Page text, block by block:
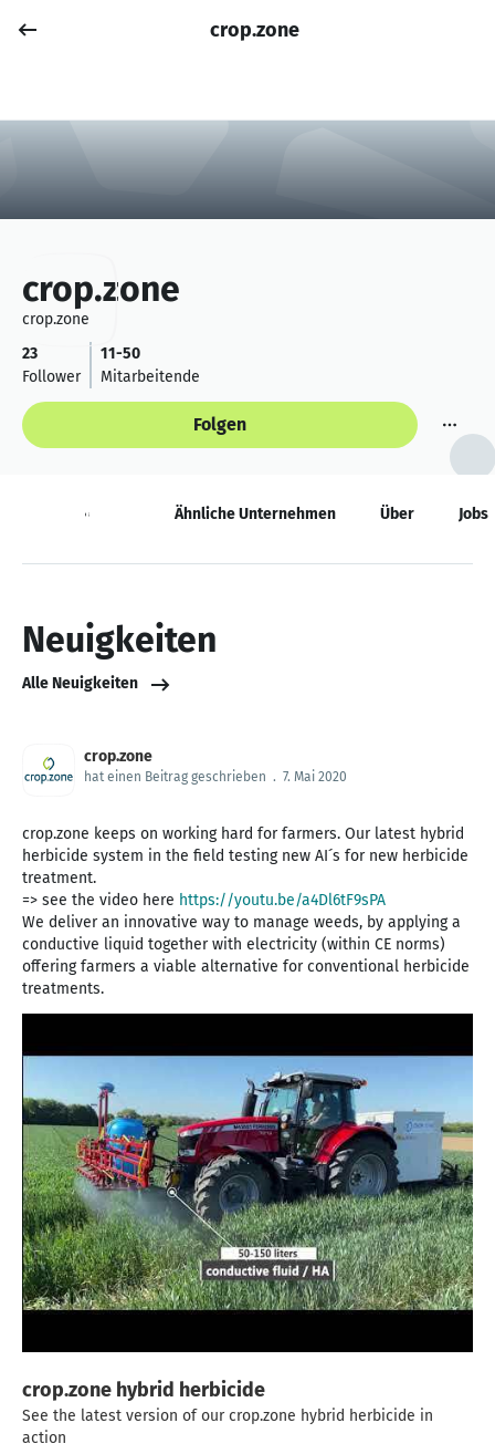
Anmelden
crop.zone
crop.zone
crop.zone
23
Follower
11-50
Mitarbeitende
Folgen
Neuigkeiten Ähnliche Unternehmen Über Jobs
Neuigkeiten
Alle Neuigkeiten
crop.zone
hat einen Beitrag geschrieben . 7. Mai 2020
crop.zone keeps on working hard for farmers. Our latest hybrid
herbicide system in the field testing new AI´s for new herbicide
treatment.
=> see the video here https://youtu.be/a4Dl6tF9sPA
We deliver an innovative way to manage weeds, by applying a
conductive liquid together with electricity (within CE norms)
offering farmers a viable alternative for conventional herbicide
treatments.
crop.zone hybrid herbicide
See the latest version of our crop.zone hybrid herbicide in
action